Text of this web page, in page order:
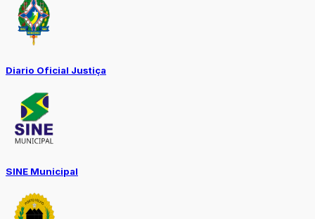
Diario Oficial Justiça
SINE Municipal